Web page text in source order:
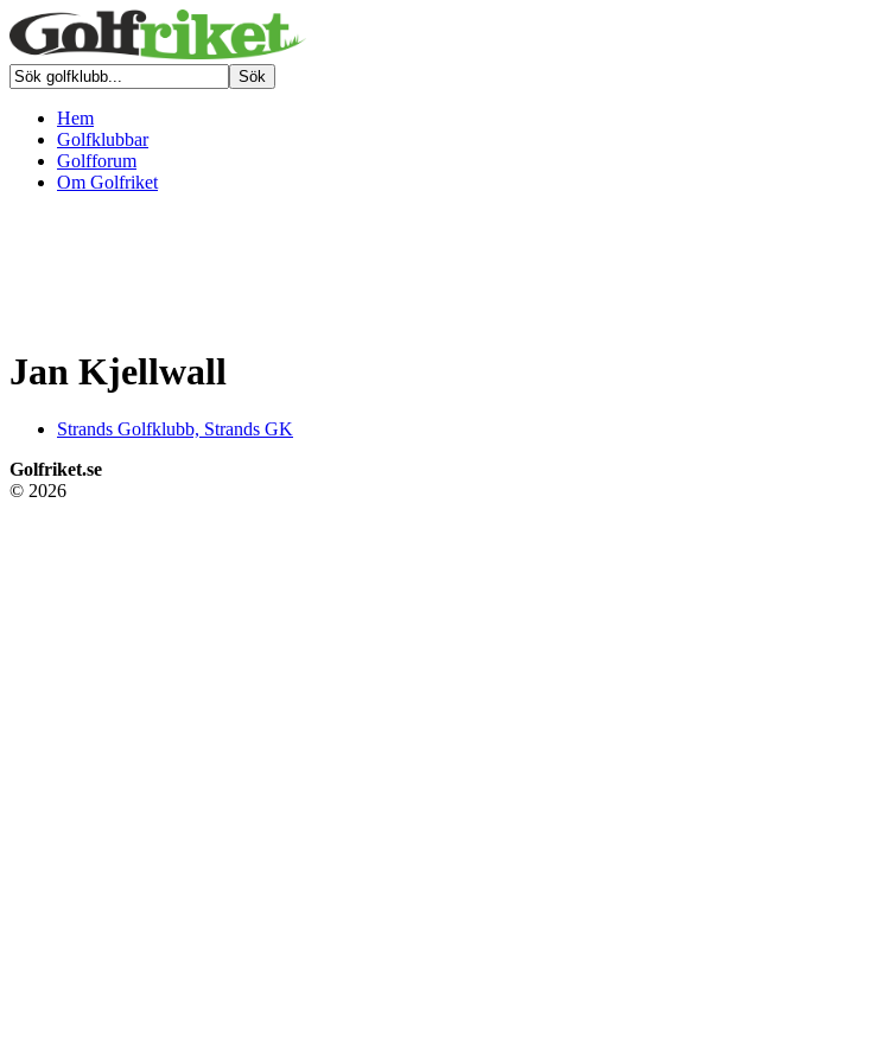
Hem
Golfklubbar
Golfforum
Om Golfriket
Jan Kjellwall
Strands Golfklubb, Strands GK
Golfriket.se
© 2026